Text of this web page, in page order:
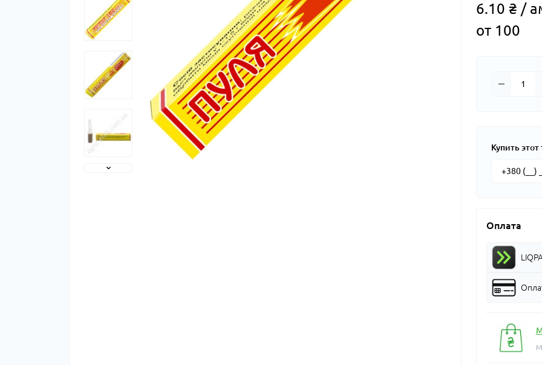
6.10 ₴ /
от 100
Купить
Оплата